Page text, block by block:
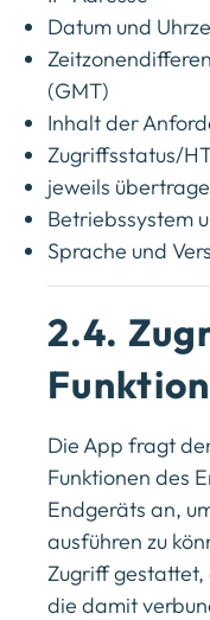
Datum und
(GMT)
Inhalt der
Zugriffsstatus/
jeweils
Betriebssystem
Sprache und
2.4.
Die App fragt
Funktionen des
Endgeräts an,
ausführen zu
Zugriff gestattet,
die damit